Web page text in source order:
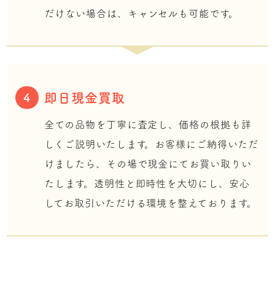
だけない場合は、キャンセルも可能です。
4 即日現金買取
全ての品物を丁寧に査定し、価格の根拠も詳
しくご説明いたします。お客様にご納得いただ
けましたら、その場で現金にてお買い取りい
たします。透明性と即時性を大切にし、安心
してお取引いただける環境を整えております。